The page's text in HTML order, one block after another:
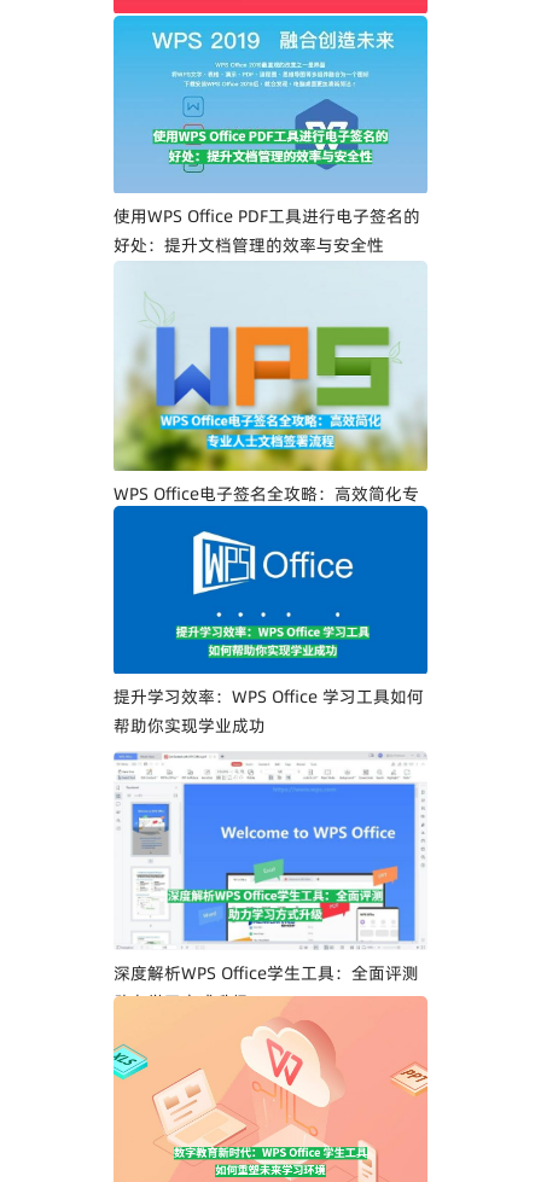
WPS Office PDF电子签名入门指南：一步
一步教你创建专属电子签名
使用WPS Office PDF工具进行电子签名的
好处：提升文档管理的效率与安全性
WPS Office电子签名全攻略：高效简化专
提升学习效率：WPS Office 学习工具如何
帮助你实现学业成功
深度解析WPS Office学生工具：全面评测
助力学习方式升级